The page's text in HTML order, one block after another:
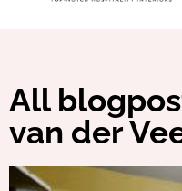
All
van der